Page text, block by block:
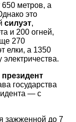
650 метров, а
это
силуэт,
и 200 огней,
270
елки, а 1350
электричества.
президент
государства
— с
зажженной до 7